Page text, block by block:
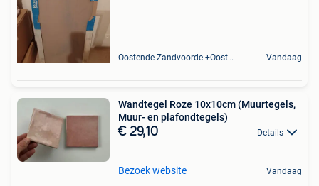
Oostende Zandvoorde +Oostende Vandaag
Wandtegel Roze 10x10cm (Muurtegels,
Muur- en plafondtegels)
€ 29,10 Details
Bezoek website Vandaag